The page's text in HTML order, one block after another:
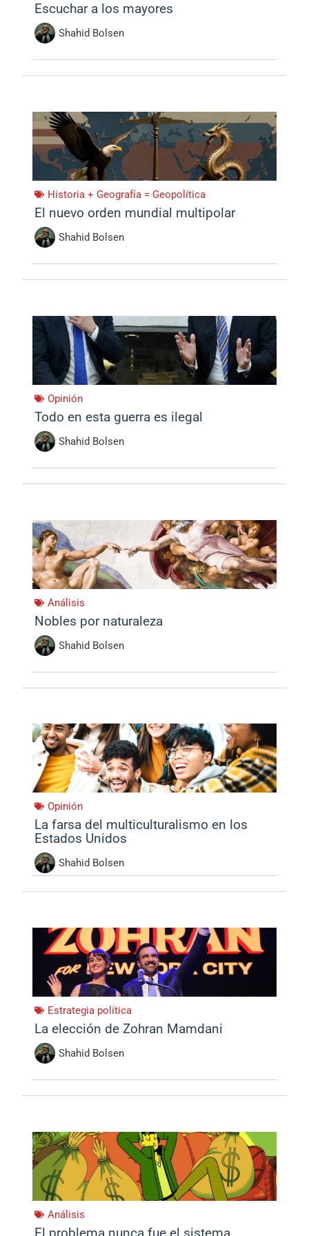
Escuchar a los mayores
Shahid Bolsen
Historia + Geografía = Geopolítica
El nuevo orden mundial multipolar
Shahid Bolsen
Opinión
Todo en esta guerra es ilegal
Shahid Bolsen
Análisis
Nobles por naturaleza
Shahid Bolsen
Opinión
La farsa del multiculturalismo en los
Estados Unidos
Shahid Bolsen
Estrategia política
La elección de Zohran Mamdani
Shahid Bolsen
Análisis
El problema nunca fue el sistema